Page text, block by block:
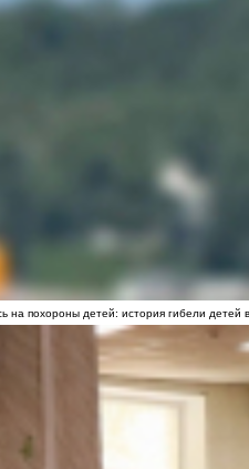
на похороны детей: история гибели детей